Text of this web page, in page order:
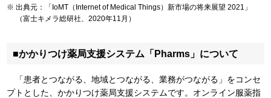
出典元：「IoMT（Internet of Medical Things）新市場の将来展望 2021」
（富士キメラ総研社、2020年11月）
■かかりつけ薬局支援システム「Pharms」について
「患者とつながる、地域とつながる、業務がつながる」をコンセ
プトとした、かかりつけ薬局支援システムです。オンライン服薬指